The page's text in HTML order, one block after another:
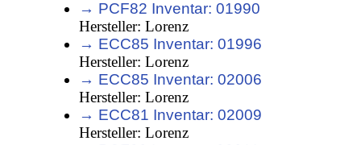
→ PCF82 Inventar: 01990
Hersteller: Lorenz
→ ECC85 Inventar: 01996
Hersteller: Lorenz
→ ECC85 Inventar: 02006
Hersteller: Lorenz
→ ECC81 Inventar: 02009
Hersteller: Lorenz